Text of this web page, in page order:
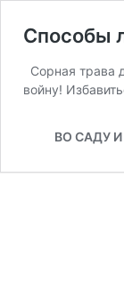
Способы
Сорная трава
войну!
ВО САДУ